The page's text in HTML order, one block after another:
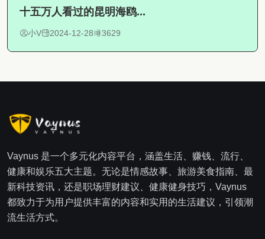
​十五万人看过的昆明海鸥...
小V 2024-12-28 3629
Vaynus 是一个多元化内容平台，涵盖生活、赚钱、流行、
健康和娱乐五大主题。无论是情感故事、旅游美食指南、最
新科技资讯，还是职场理财建议、健康健身技巧，Vaynus
都致力于为用户提供丰富的内容和实用的生活建议，引领潮
流生活方式。